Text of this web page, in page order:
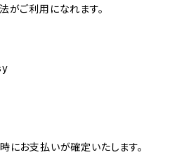
がご利用になれます。
にお支払いが確定いたします。